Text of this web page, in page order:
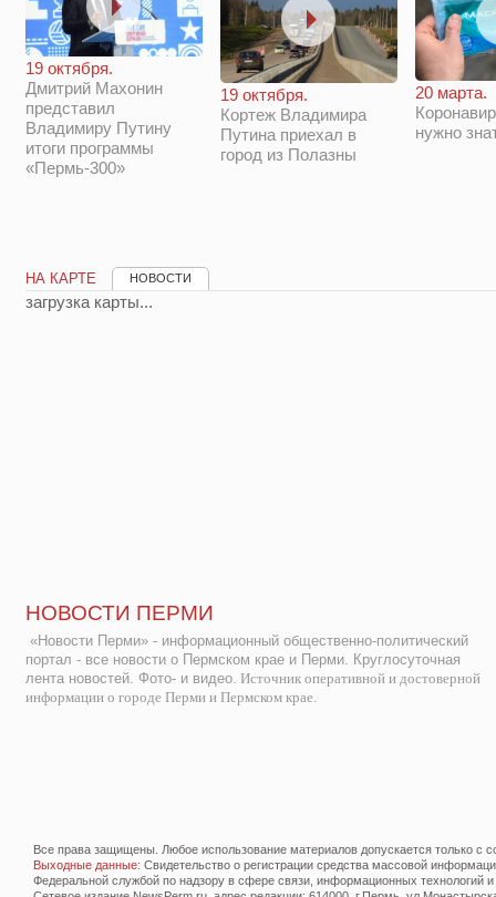
19 октября.
Дмитрий Махонин
представил
Владимиру Путину
итоги программы
«Пермь-300»
19 октября.
Кортеж Владимира
Путина приехал в
город из Полазны
20 марта.
нужно
НА КАРТЕ НОВОСТИ
загрузка карты...
НОВОСТИ ПЕРМИ
«Новости Перми» - информационный общественно-политический
портал - все новости о Пермском крае и Перми. Круглосуточная
лента новостей. Фото- и видео. Источник оперативной и достоверной
информации о городе Перми и Пермском крае.
Все права защищены. Любое использование материалов допускается только с
Выходные данные: Свидетельство о регистрации средства массовой
Федеральной службой по надзору в сфере связи, информационных технологий